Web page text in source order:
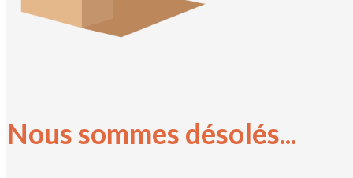
Nous sommes désolés...